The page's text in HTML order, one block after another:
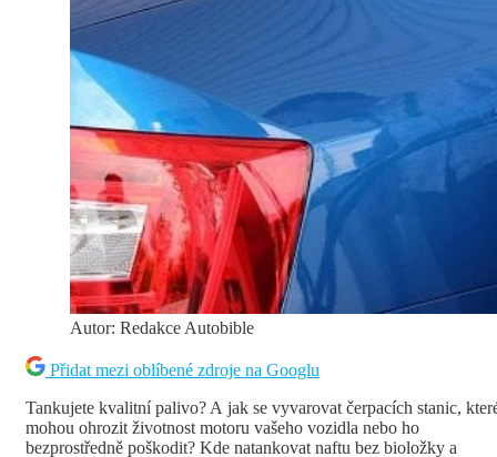
Autor: Redakce Autobible
Přidat mezi oblíbené zdroje na Googlu
Tankujete kvalitní palivo? A jak se vyvarovat čerpacích stanic,
mohou ohrozit životnost motoru vašeho vozidla nebo ho
bezprostředně poškodit? Kde natankovat naftu bez bioložky a